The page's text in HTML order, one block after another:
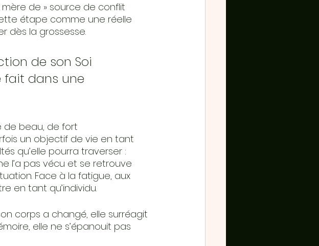
mère de » source de conflit
étape comme une réelle
dès la grossesse.
de son Soi
fait dans une
de beau, de fort
un objectif de vie en tant
qu’elle pourra traverser :
l’a pas vécu et se retrouve
Face à la fatigue, aux
en tant qu’individu.
corps a changé, elle surréagit
elle ne s’épanouit pas